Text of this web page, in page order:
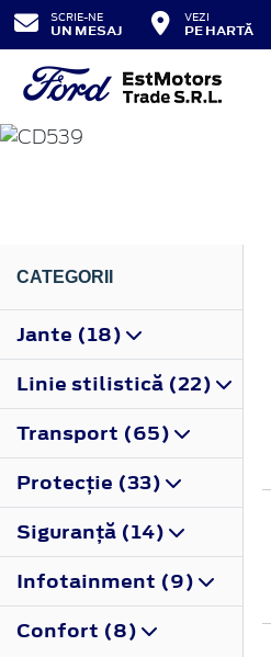
SCRIE-NE
UN MESAJ
VEZI
PE HARTĂ
S-MAX
CATEGORII
Jante (18)
Linie stilistică (22)
Transport (65)
Protecţie (33)
Siguranţă (14)
Infotainment (9)
Confort (8)